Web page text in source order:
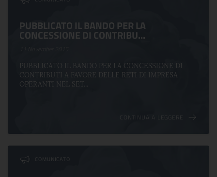
PUBBLICATO IL BANDO PER LA
CONCESSIONE DI CONTRIBU...
PUBBLICATO IL BANDO PER LA CONCESSIONE DI
CONTRIBUTI A FAVORE DELLE RETI DI IMPRESA
OPERANTI NEL SET...
CONTINUA A LEGGERE
COMUNICATO